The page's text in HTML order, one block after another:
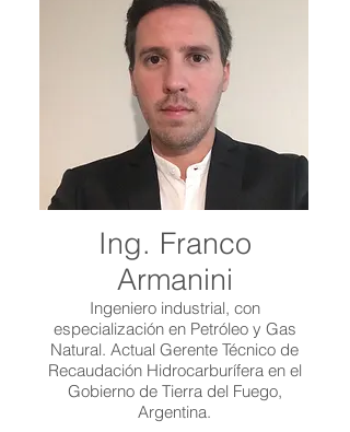
Ing. Franco
Armanini
Ingeniero industrial, con
especialización en Petróleo y Gas
Natural. Actual Gerente Técnico de
Recaudación Hidrocarburífera en el
Gobierno de Tierra del Fuego,
Argentina.